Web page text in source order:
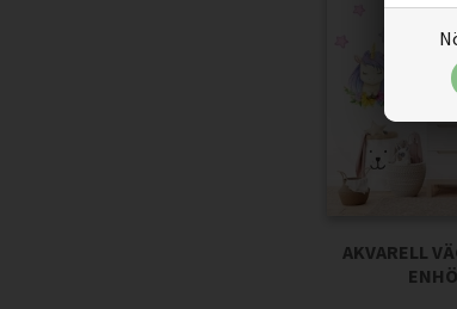
AKVARELL